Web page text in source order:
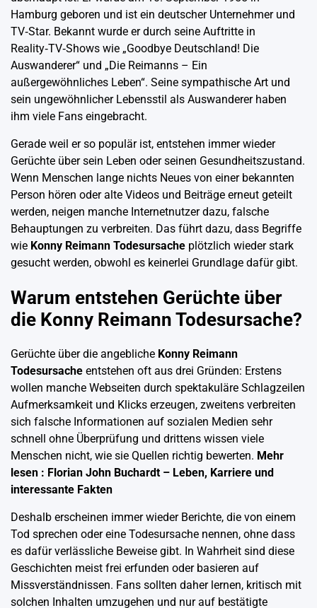
Hamburg geboren und ist ein deutscher Unternehmer und
TV‑Star. Bekannt wurde er durch seine Auftritte in
Reality‑TV‑Shows wie „Goodbye Deutschland! Die
Auswanderer“ und „Die Reimanns – Ein
außergewöhnliches Leben“. Seine sympathische Art und
sein ungewöhnlicher Lebensstil als Auswanderer haben
ihm viele Fans eingebracht.
Gerade weil er so populär ist, entstehen immer wieder
Gerüchte über sein Leben oder seinen Gesundheitszustand.
Wenn Menschen lange nichts Neues von einer bekannten
Person hören oder alte Videos und Beiträge erneut geteilt
werden, neigen manche Internetnutzer dazu, falsche
Behauptungen zu verbreiten. Das führt dazu, dass Begriffe
wie Konny Reimann Todesursache plötzlich wieder stark
gesucht werden, obwohl es keinerlei Grundlage dafür gibt.
Warum entstehen Gerüchte über
die Konny Reimann Todesursache?
Gerüchte über die angebliche Konny Reimann
Todesursache entstehen oft aus drei Gründen: Erstens
wollen manche Webseiten durch spektakuläre Schlagzeilen
Aufmerksamkeit und Klicks erzeugen, zweitens verbreiten
sich falsche Informationen auf sozialen Medien sehr
schnell ohne Überprüfung und drittens wissen viele
Menschen nicht, wie sie Quellen richtig bewerten. Mehr
lesen : Florian John Buchardt – Leben, Karriere und
interessante Fakten
Deshalb erscheinen immer wieder Berichte, die von einem
Tod sprechen oder eine Todesursache nennen, ohne dass
es dafür verlässliche Beweise gibt. In Wahrheit sind diese
Geschichten meist frei erfunden oder basieren auf
Missverständnissen. Fans sollten daher lernen, kritisch mit
solchen Inhalten umzugehen und nur auf bestätigte